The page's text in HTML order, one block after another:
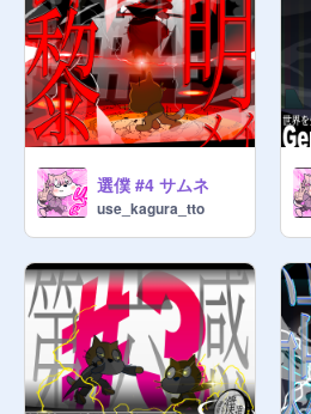
選僕 #4 サムネ
use_kagura_tto